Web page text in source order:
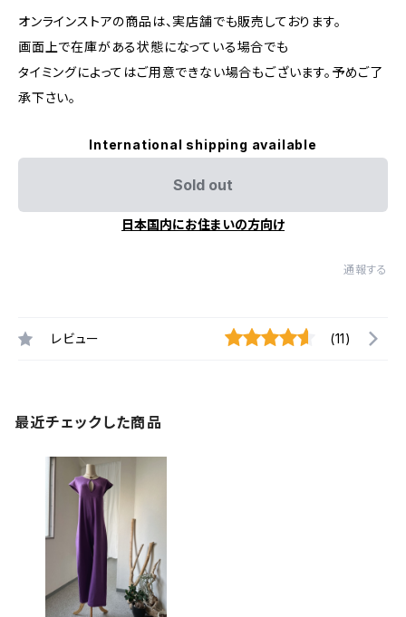
オンラインストアの商品は、実店舗でも販売しております。
画面上で在庫がある状態になっている場合でも
タイミングによってはご用意できない場合もございます。予めご了
承下さい。
International shipping available
Sold out
日本国内にお住まいの方向け
通報する
レビュー (11)
最近チェックした商品